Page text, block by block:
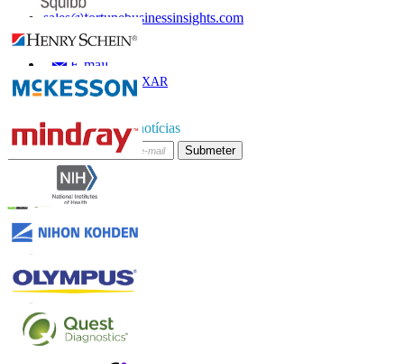
sales@fortunebusinessinsights.com
Chamado
E-mail
BAIXAR
AMOSTRA
Subscrever boletim de notícias
Submeter
Confie on-line